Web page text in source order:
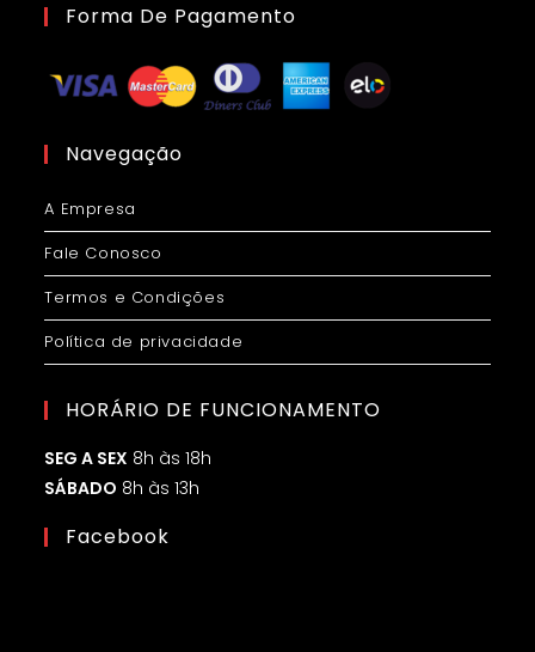
Forma De Pagamento
Navegação
A Empresa
Fale Conosco
Termos e Condições
Política de privacidade
HORÁRIO DE FUNCIONAMENTO
SEG A SEX 8h às 18h
SÁBADO 8h às 13h
Facebook